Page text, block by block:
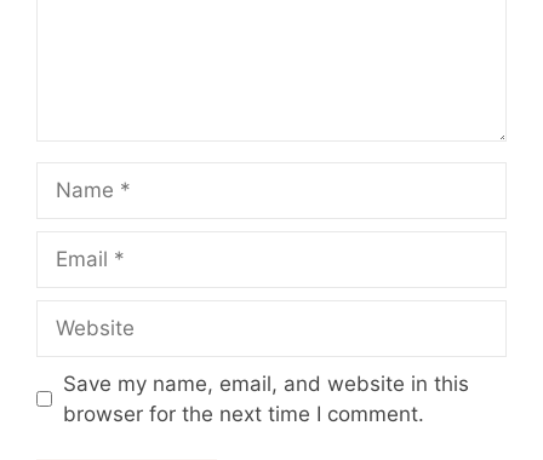
Save my name, email, and website in this
browser for the next time I comment.